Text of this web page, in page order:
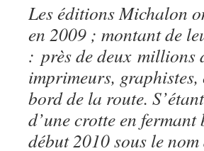
Les éditions Michalon
en 2009 ; montant de
: près de deux millions
imprimeurs,
bord de la route.
d’une crotte en
début 2010 sous le